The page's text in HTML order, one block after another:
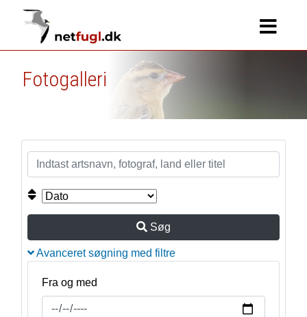
Fotogalleri
Søg
Avanceret søgning med filtre
Fra og med